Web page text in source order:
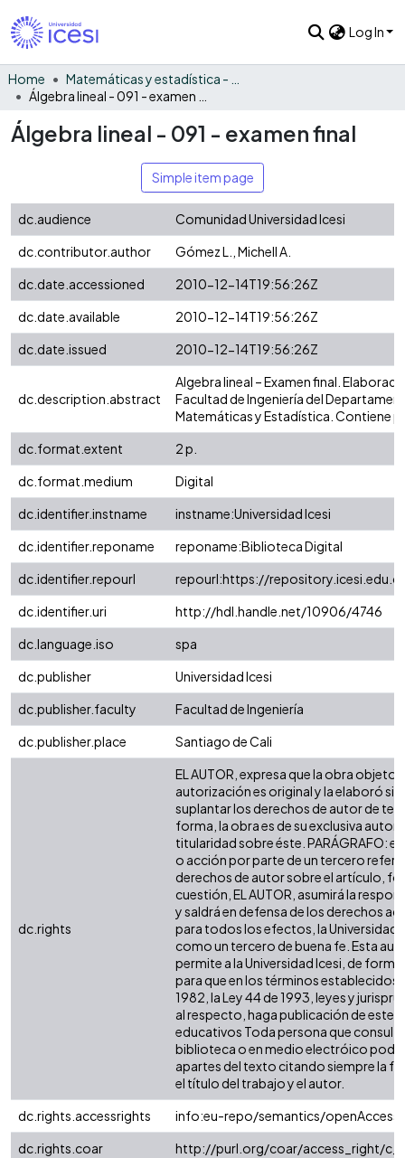
Log In
Home
Álgebra lineal - 091 - examen final
Simple item page
dc.audience
Comunidad Universidad Icesi
dc.contributor.author
Gómez L., Michell A.
dc.date.accessioned
2010-12-14T19:56:26Z
dc.date.available
2010-12-14T19:56:26Z
dc.date.issued
2010-12-14T19:56:26Z
dc.description.abstract
Algebra lineal – Examen final.
Facultad de Ingeniería del
Matemáticas y Estadística. Contiene
dc.format.extent
2 p.
dc.format.medium
Digital
dc.identifier.instname
instname:Universidad Icesi
dc.identifier.reponame
reponame:Biblioteca Digital
dc.identifier.repourl
repourl:https://
dc.identifier.uri
http://hdl.handle.net/10906/4746
dc.language.iso
spa
dc.publisher
Universidad Icesi
dc.publisher.faculty
Facultad de Ingeniería
dc.publisher.place
Santiago de Cali
dc.rights
EL AUTOR, expresa que la obra objeto
autorización es original y la elaboró
suplantar los derechos de autor de
forma, la obra es de su exclusiva
titularidad sobre éste. PARÁGRAFO:
o acción por parte de un tercero
derechos de autor sobre el artículo,
cuestión, EL AUTOR, asumirá la
y saldrá en defensa de los derechos
para todos los efectos, la Universidad
como un tercero de buena fe. Esta
permite a la Universidad Icesi, de
para que en los términos establecidos
1982, la Ley 44 de 1993, leyes y
al respecto, haga publicación de este
educativos Toda persona que consulte
biblioteca o en medio electróico
apartes del texto citando siempre la
el título del trabajo y el autor.
dc.rights.accessrights
info:eu-repo/semantics/openAccess
dc.rights.coar
http://purl.org/coar/access_right/